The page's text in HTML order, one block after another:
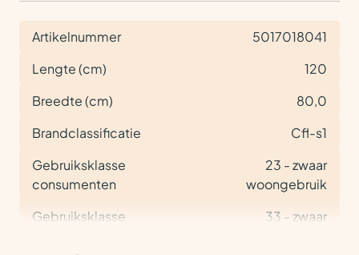
Artikelnummer
5017018041
Lengte (cm)
120
Breedte (cm)
80,0
Brandclassificatie
Cfl-s1
Gebruiksklasse
consumenten
23 - zwaar
woongebruik
Gebruiksklasse
33 - zwaar